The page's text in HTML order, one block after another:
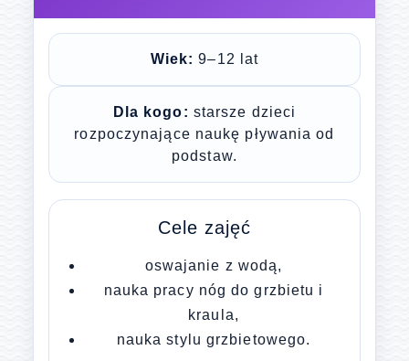
Wiek: 9–12 lat
Dla kogo: starsze dzieci
rozpoczynające naukę pływania od
podstaw.
Cele zajęć
oswajanie z wodą,
nauka pracy nóg do grzbietu i
kraula,
nauka stylu grzbietowego.